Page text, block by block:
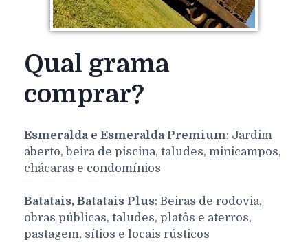
Qual grama
comprar?
Esmeralda e Esmeralda Premium: Jardim
aberto, beira de piscina, taludes, minicampos,
chácaras e condomínios
Batatais, Batatais Plus: Beiras de rodovia,
obras públicas, taludes, platôs e aterros,
pastagem, sítios e locais rústicos